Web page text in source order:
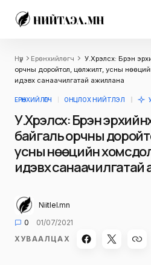
Нүүр Ерөнхийлөгч
У.Хүрэлсүх: Бүрэн
орчны доройтол, цөлжилт, усны
идэвх санаачилгатай ажиллана
ЕРӨНХИЙЛӨГЧ ОНЦЛОХ НИЙТЛЭЛ
У.Хүрэлсүх: Бүрэн
байгаль орчны
усны нөөцийн
идэвх
Niitlel.mn
0
01/07/2021
ХУВААЛЦАХ